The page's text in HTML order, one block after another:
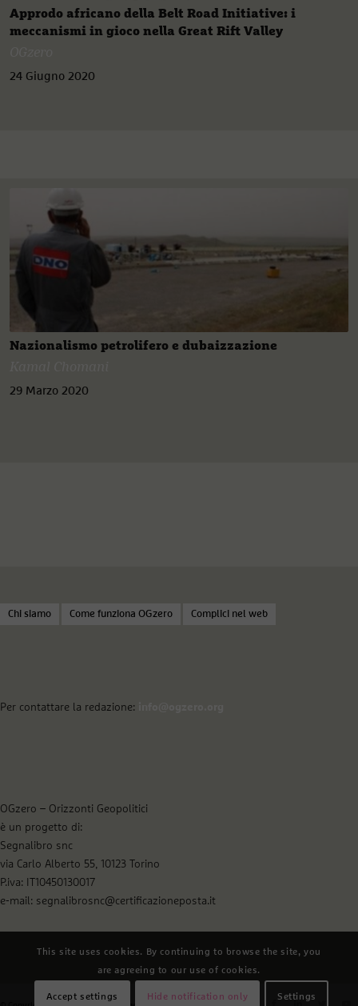
Approdo africano della Belt Road Initiative: i
meccanismi in gioco nella Great Rift Valley
24 Giugno 2020
Nazionalismo petrolifero e dubaizzazione
29 Marzo 2020
Chi siamo Come funziona OGzero Complici nel web
Per contattare la redazione:
OGzero – Orizzonti Geopolitici
è un progetto di:
Segnalibro snc
via Carlo Alberto 55, 10123 Torino
P.iva: IT10450130017
e-mail: segnalibrosnc@certificazioneposta.it
This site uses cookies. By continuing to browse the site, you
are agreeing to our use of cookies.
Accept settings Hide notification only Settings